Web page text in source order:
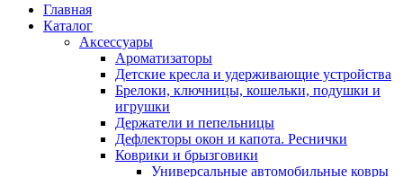
Главная
Каталог
Аксессуары
Ароматизаторы
Детские кресла и удерживающие устройства
Брелоки, ключницы, кошельки, подушки и
игрушки
Держатели и пепельницы
Дефлекторы окон и капота. Реснички
Коврики и брызговики
Универсальные автомобильные ковры